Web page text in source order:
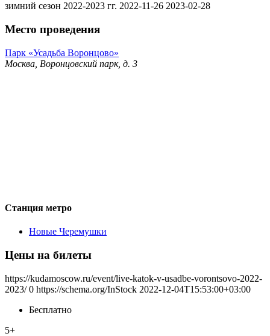
зимний сезон 2022-2023 гг. 2022-11-26 2023-02-28
Место проведения
Парк «Усадьба Воронцово»
Москва, Воронцовский парк, д. 3
Станция метро
Новые Черемушки
Цены на билеты
https://kudamoscow.ru/event/live-katok-v-usadbe-vorontsovo-2022-
2023/ 0 https://schema.org/InStock 2022-12-04T15:53:00+03:00
Бесплатно
5+